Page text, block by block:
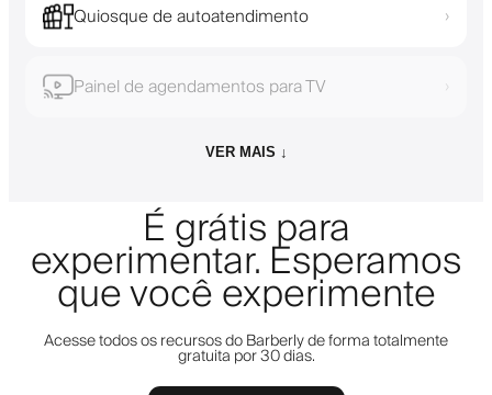
Quiosque de autoatendimento ›
Painel de agendamentos para TV ›
VER MAIS ↓
É grátis para
experimentar. Esperamos
que você experimente
Acesse todos os recursos do Barberly de forma totalmente
gratuita por 30 dias.